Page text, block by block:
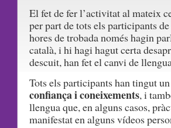
El fet de fer l’activitat al mateix
per part de tots els participants
hores de trobada només hagin
català, i hi hagi hagut certa
descuit, han fet el canvi de
Tots els participants han tingut
confiança i coneixements, i
llengua que, en alguns casos,
manifestat en alguns vídeos